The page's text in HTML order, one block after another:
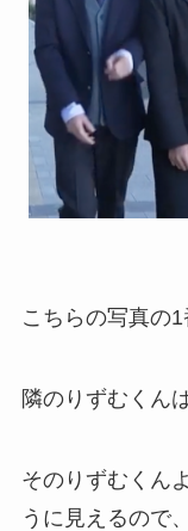
こちらの写真の1
隣のりずむくん
そのりずむくん
うに見えるので